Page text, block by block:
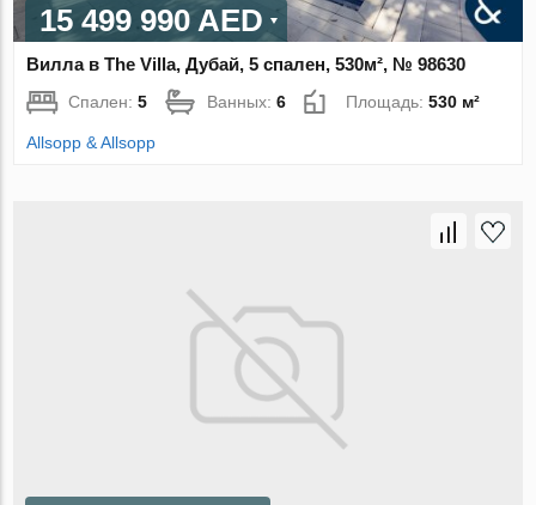
15 499 990 AED
Вилла в The Villa, Дубай, 5 спален, 530м², № 98630
Спален:5 Ванных:6 Площадь:530 м²
Allsopp & Allsopp